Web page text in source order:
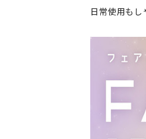
日常使用もし